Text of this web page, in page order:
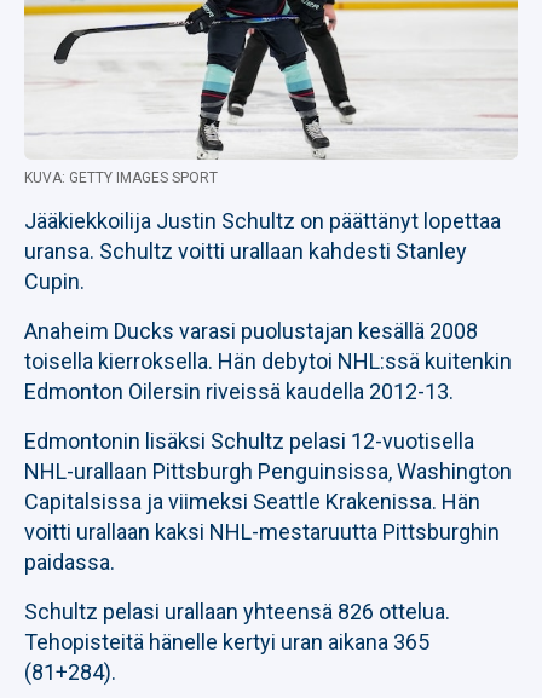
KUVA: GETTY IMAGES SPORT
Jääkiekkoilija Justin Schultz on päättänyt lopettaa
uransa. Schultz voitti urallaan kahdesti Stanley
Cupin.
Anaheim Ducks varasi puolustajan kesällä 2008
toisella kierroksella. Hän debytoi NHL:ssä kuitenkin
Edmonton Oilersin riveissä kaudella 2012-13.
Edmontonin lisäksi Schultz pelasi 12-vuotisella
NHL-urallaan Pittsburgh Penguinsissa, Washington
Capitalsissa ja viimeksi Seattle Krakenissa. Hän
voitti urallaan kaksi NHL-mestaruutta Pittsburghin
paidassa.
Schultz pelasi urallaan yhteensä 826 ottelua.
Tehopisteitä hänelle kertyi uran aikana 365
(81+284).